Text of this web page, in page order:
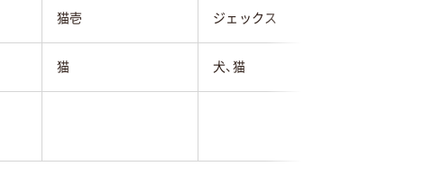
猫壱 ジェックス
猫 犬、猫